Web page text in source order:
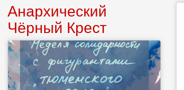
Анархический
Чёрный Крест